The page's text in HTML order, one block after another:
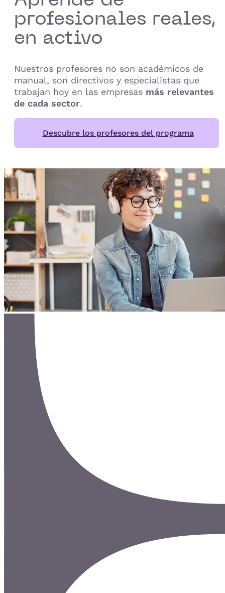
profesionales reales,
en activo
Nuestros profesores no son académicos de
manual, son directivos y especialistas que
trabajan hoy en las empresas más relevantes
de cada sector.
Descubre los profesores del programa